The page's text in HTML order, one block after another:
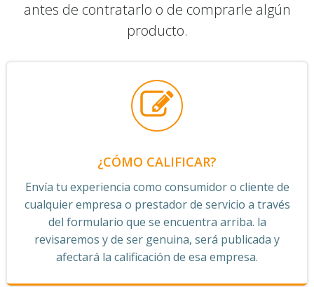
antes de contratarlo o de comprarle algún
producto.
¿CÓMO CALIFICAR?
Envía tu experiencia como consumidor o cliente de
cualquier empresa o prestador de servicio a través
del formulario que se encuentra arriba. la
revisaremos y de ser genuina, será publicada y
afectará la calificación de esa empresa.